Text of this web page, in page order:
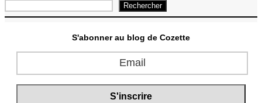
Rechercher
S'abonner au blog de Cozette